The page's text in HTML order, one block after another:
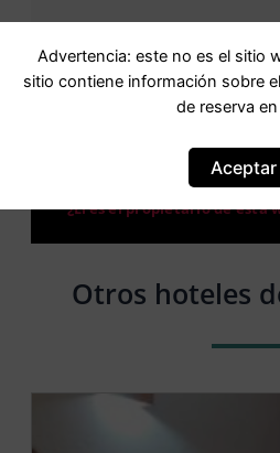
información del hotel y ofrece
online.
¿Eres el propietario de esta
Otros hoteles
Advertencia: este no es el sitio
sitio contiene información sobre
de reserva
Aceptar